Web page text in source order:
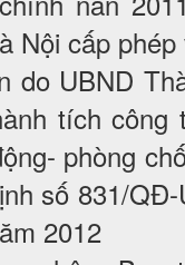
Nội cấp
do UBND
tích công
phòng
số 831/
2012